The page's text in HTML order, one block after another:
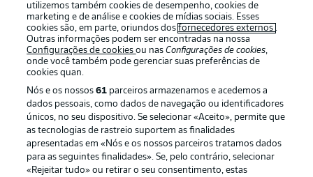
Login
Football as it’s meant to be
utilizemos também cookies de desempenho, cookies de
marketing e de análise e cookies de mídias sociais. Esses
cookies são, em parte, oriundos dosfornecedores externos .
Outras informações podem ser encontradas na nossa
Configurações de cookiesou nasConfigurações de cookies,
onde você também pode gerenciar suas preferências de
cookies quan.
Nós e os nossos61 parceiros armazenamos e acedemos a
dados pessoais, como dados de navegação ou identificadores
únicos, no seu dispositivo. Se selecionar «Aceito», permite que
as tecnologias de rastreio suportem as finalidades
apresentadas em «Nós e os nossos parceiros tratamos dados
para as seguintes finalidades». Se, pelo contrário, selecionar
«Rejeitar tudo» ou retirar o seu consentimento, estas